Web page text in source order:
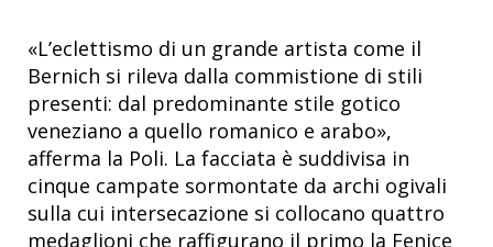
«L’eclettismo di un grande artista come il
Bernich si rileva dalla commistione di stili
presenti: dal predominante stile gotico
veneziano a quello romanico e arabo»,
afferma la Poli. La facciata è suddivisa in
cinque campate sormontate da archi ogivali
sulla cui intersecazione si collocano quattro
medaglioni che raffigurano il primo la Fenice